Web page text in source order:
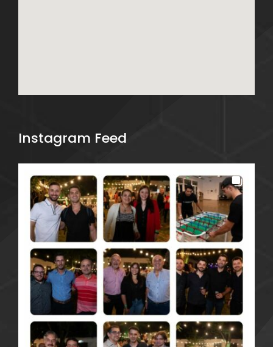
Instagram Feed